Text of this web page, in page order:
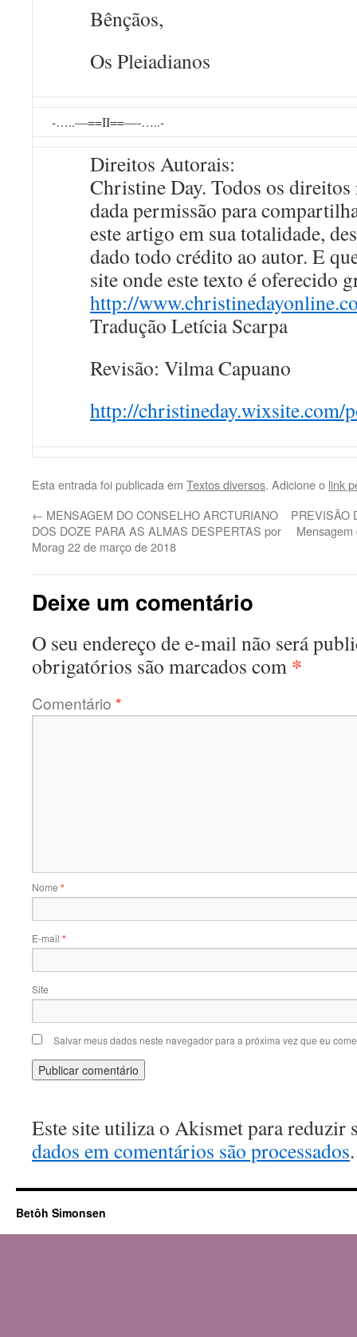
Bênçãos,
Os Pleiadianos
-…..—==II==—-…..-
Direitos Autorais:
Christine Day. Todos os direitos
dada permissão para
este artigo em sua totalidade,
dado todo crédito ao autor. E
site onde este texto é oferecido
http://
Tradução Letícia Scarpa
Revisão: Vilma Capuano
http://christineday.wixsite.com/
Esta entrada foi publicada em Textos diversos. Adicione o link
← MENSAGEM DO CONSELHO ARCTURIANO
DOS DOZE PARA AS ALMAS DESPERTAS por
Morag 22 de março de 2018
PREVISÃO
Deixe um comentário
O seu endereço de e-mail não será
obrigatórios são marcados com *
Comentário *
Nome *
E-mail *
Site
Salvar meus dados neste navegador para a próxima vez que eu
Este site utiliza o Akismet para reduzir
dados em comentários são processados.
Betôh Simonsen